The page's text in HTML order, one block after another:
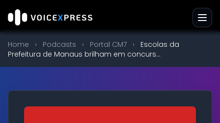
Home › Podcasts › Portal CM7 ›
Escolas da
Prefeitura de Manaus brilham em concurs...